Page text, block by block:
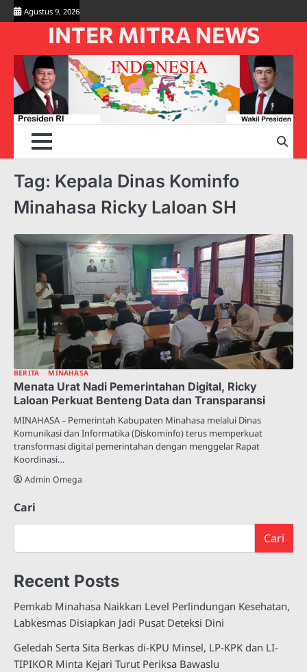
Skip
to
Agustus 9, 2026
INTER MITRA NEWS
Tag: Kepala Dinas Kominfo
Minahasa Ricky Laloan SH
BERITA MINAHASA
Menata Urat Nadi Pemerintahan Digital, Ricky
Laloan Perkuat Benteng Data dan Transparansi
MINAHASA – Pemerintah Kabupaten Minahasa melalui Dinas
Komunikasi dan Informatika (Diskominfo) terus memperkuat
transformasi digital pemerintahan dengan menggelar Rapat
Koordinasi…
Admin Omega
Cari
Cari
Recent Posts
Pemkab Minahasa Naikkan Level Perlindungan Kesehatan,
Labkesmas Disiapkan Jadi Pusat Deteksi Dini
Geledah Serta Sita Berkas di-KPU Minsel, LP-KPK dan LI-
TIPIKOR Minta Kejari Turut Periksa Bawaslu